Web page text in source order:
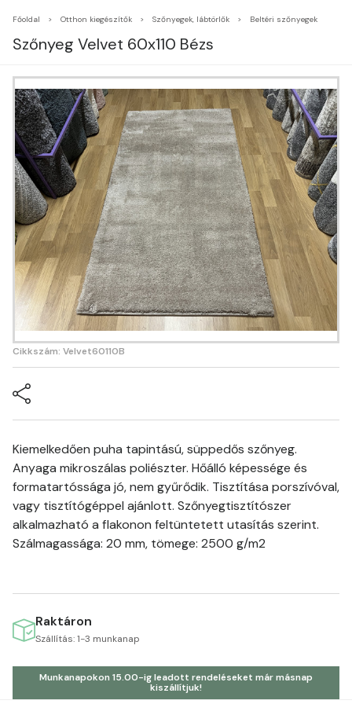
Főoldal Otthon kiegészítők Szőnyegek, lábtörlők Beltéri szőnyegek
Szőnyeg Velvet 60x110 Bézs
Cikkszám: Velvet60110B
Kiemelkedően puha tapintású, süppedős szőnyeg.
Anyaga mikroszálas poliészter. Hőálló képessége és
formatartóssága jó, nem gyűrődik. Tisztítása porszívóval,
vagy tisztítógéppel ajánlott. Szőnyegtisztítószer
alkalmazható a flakonon feltüntetett utasítás szerint.
Szálmagassága: 20 mm, tömege: 2500 g/m2
Raktáron
Szállítás: 1-3 munkanap
Munkanapokon 15.00-ig leadott rendeléseket már másnap
kiszállítjuk!